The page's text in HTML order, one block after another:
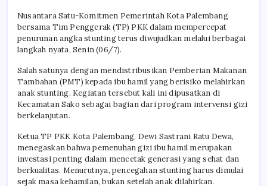
Nusantara Satu-Komitmen Pemerintah Kota Palembang
bersama Tim Penggerak (TP) PKK dalam mempercepat
penurunan angka stunting terus diwujudkan melalui berbagai
langkah nyata, Senin (06/7).
Salah satunya dengan mendistribusikan Pemberian Makanan
Tambahan (PMT) kepada ibu hamil yang berisiko melahirkan
anak stunting. Kegiatan tersebut kali ini dipusatkan di
Kecamatan Sako sebagai bagian dari program intervensi gizi
berkelanjutan.
Ketua TP PKK Kota Palembang, Dewi Sastrani Ratu Dewa,
menegaskan bahwa pemenuhan gizi ibu hamil merupakan
investasi penting dalam mencetak generasi yang sehat dan
berkualitas. Menurutnya, pencegahan stunting harus dimulai
sejak masa kehamilan, bukan setelah anak dilahirkan.